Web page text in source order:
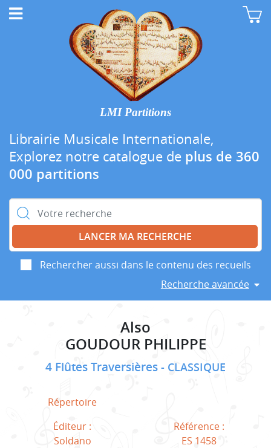
LMI Partitions
Librairie Musicale Internationale,
Explorez notre catalogue de plus de 360
000 partitions
Rechercher :
Rechercher aussi dans le contenu des recueils
Recherche avancée
Also
GOUDOUR PHILIPPE
4 Flûtes Traversières CLASSIQUE
Répertoire
Éditeur :
Soldano
Référence :
ES 1458